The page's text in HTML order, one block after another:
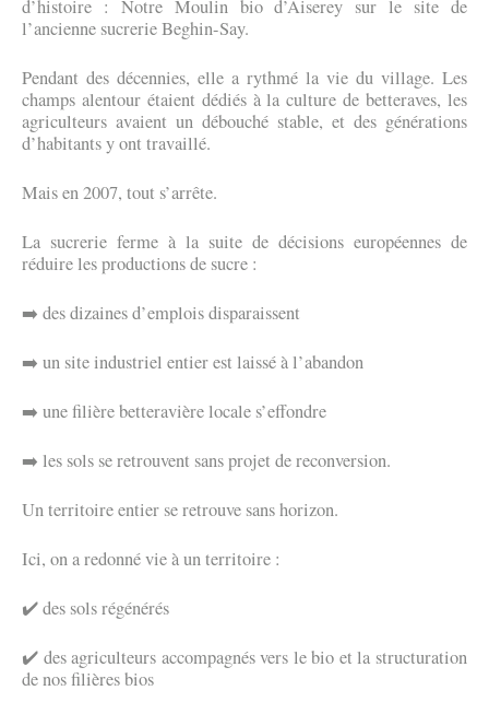
d’histoire : Notre Moulin bio d’Aiserey sur le site de
l’ancienne sucrerie Beghin-Say.
Pendant des décennies, elle a rythmé la vie du village. Les
champs alentour étaient dédiés à la culture de betteraves, les
agriculteurs avaient un débouché stable, et des générations
d’habitants y ont travaillé.
Mais en 2007, tout s’arrête.
La sucrerie ferme à la suite de décisions européennes de
réduire les productions de sucre :
➡️ des dizaines d’emplois disparaissent
➡️ un site industriel entier est laissé à l’abandon
➡️ une filière betteravière locale s’effondre
➡️ les sols se retrouvent sans projet de reconversion.
Un territoire entier se retrouve sans horizon.
Ici, on a redonné vie à un territoire :
✔️ des sols régénérés
✔️ des agriculteurs accompagnés vers le bio et la structuration
de nos filières bios